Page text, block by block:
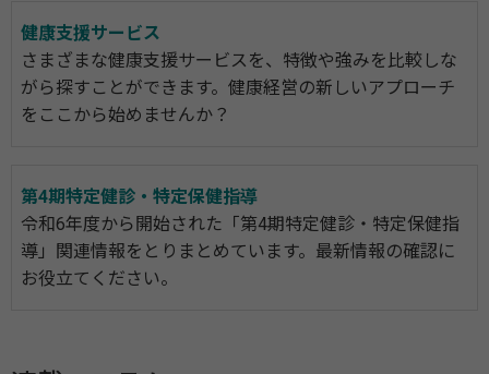
健康支援サービス
さまざまな健康支援サービスを、特徴や強みを比較しな
がら探すことができます。健康経営の新しいアプローチ
をここから始めませんか？
第4期特定健診・特定保健指導
令和6年度から開始された「第4期特定健診・特定保健指
導」関連情報をとりまとめています。最新情報の確認に
お役立てください。